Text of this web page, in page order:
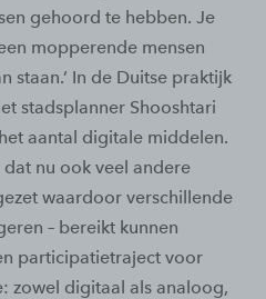
gehoord te hebben. Je
mopperende mensen
staan.’ In de Duitse praktijk
stadsplanner Shooshtari
aantal digitale middelen.
nu ook veel andere
waardoor verschillende
– bereikt kunnen
participatietraject voor
zowel digitaal als analoog,